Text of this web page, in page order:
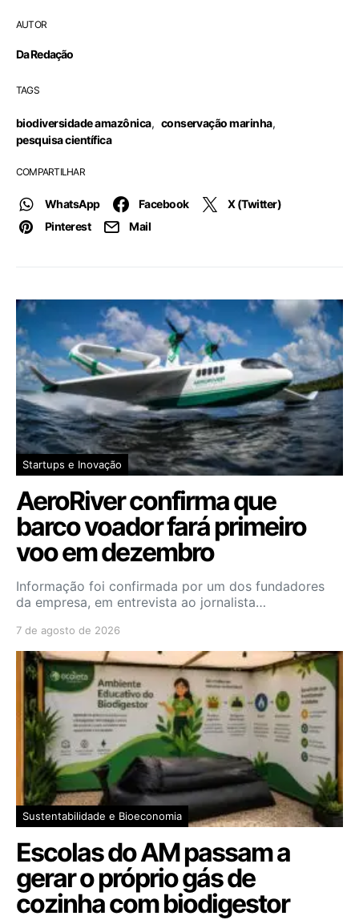
AUTOR
Da Redação
TAGS
biodiversidade amazônica, conservação marinha,
pesquisa científica
COMPARTILHAR
WhatsApp Facebook
X (Twitter)
Pinterest
Mail
Startups e Inovação
AeroRiver confirma que
barco voador fará primeiro
voo em dezembro
Informação foi confirmada por um dos fundadores
da empresa, em entrevista ao jornalista…
7 de agosto de 2026
Sustentabilidade e Bioeconomia
Escolas do AM passam a
gerar o próprio gás de
cozinha com biodigestor